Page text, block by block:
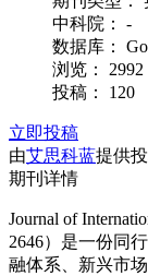
中科院：
-
数据库：
浏览：
2992
投稿：
120
立即投稿
由艾思科蓝提供
期刊详情
Journal of
2646）是一份同
融体系、新兴市